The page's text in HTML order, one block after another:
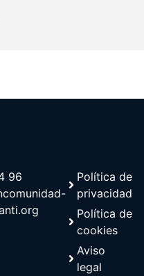
96
Política de
privacidad
Política de
cookies
Aviso
legal